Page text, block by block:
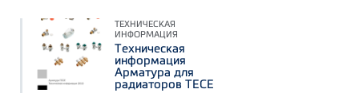
ТЕХНИЧЕСКАЯ
ИНФОРМАЦИЯ
Техническая
информация
Арматура для
радиаторов TECE